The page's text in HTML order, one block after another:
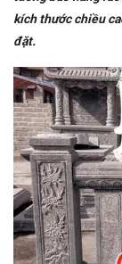
kích thước chiều
đặt.